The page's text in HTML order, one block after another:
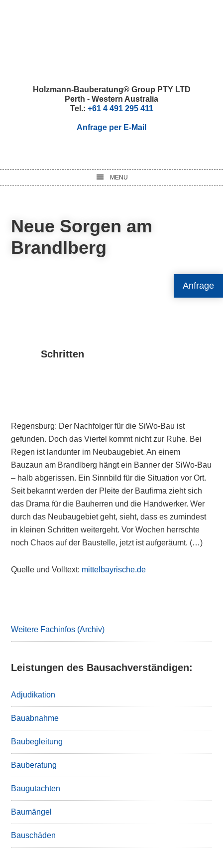
Anfrage
Holzmann-Bauberatung® Group PTY LTD
Perth - Western Australia
Tel.: +61 4 491 295 411
Anfrage per E-Mail
MENU
Neue Sorgen am
Brandlberg
Schritten
Regensburg: Der Nachfolger für die SiWo-Bau ist
gefunden. Doch das Viertel kommt nicht zur Ruhe. Bei
Regen ist landunter im Neubaugebiet. An einem
Bauzaun am Brandlberg hängt ein Banner der SiWo-Bau
– halb abgerissen. Ein Sinnbild für die Situation vor Ort.
Seit bekannt werden der Pleite der Baufirma zieht sich
das Drama für die Bauherren und die Handwerker. Wer
durch das Neubaugebiet geht, sieht, dass es zumindest
in kleinen Schritten weitergeht. Vor Wochen herrschte
noch Chaos auf der Baustelle, jetzt ist aufgeräumt. (…)
Quelle und Volltext: mittelbayrische.de
Weitere Fachinfos (Archiv)
Leistungen des Bausachverständigen:
Adjudikation
Bauabnahme
Baubegleitung
Bauberatung
Baugutachten
Baumängel
Bauschäden